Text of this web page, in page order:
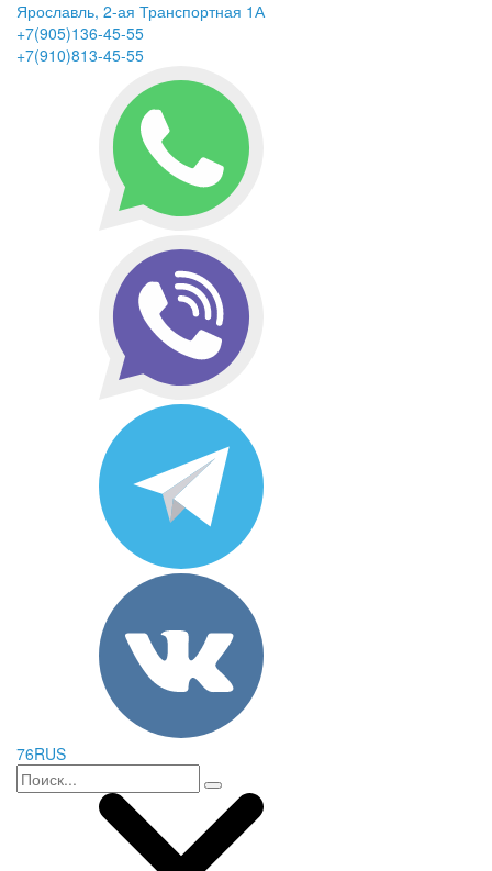
Ярославль, 2-ая Транспортная 1А
+7(905)136-45-55
+7(910)813-45-55
76RUS